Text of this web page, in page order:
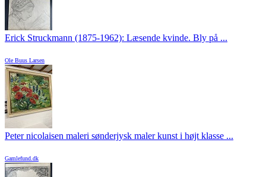
Erick Struckmann (1875-1962): Læsende kvinde. Bly på ...
Ole Buus Larsen
Peter nicolaisen maleri sønderjysk maler kunst i højt klasse ...
Gamlefund.dk